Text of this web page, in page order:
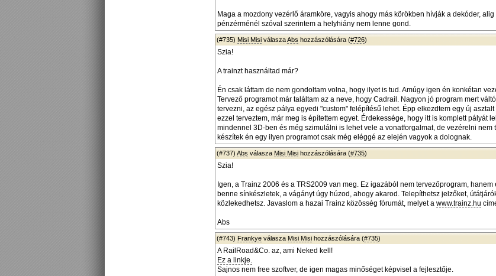
Maga a mozdony vezérlő áramköre, vagyis ahogy más körökben hívják a dekóder,
pénzérménél szóval szerintem a helyhiány nem lenne gond.
(#735) Misi Misi válaszaAbs hozzászólására (#726)
Szia!
A trainzt használtad már?
Én csak láttam de nem gondoltam volna, hogy ilyet is tud. Amúgy igen én konkétan
Tervező programot már találtam az a neve, hogy Cadrail. Nagyon jó program mert
tervezni, az egész pálya egyedi "custom" felépítésű lehet. Épp elkezdtem egy új
ezzel terveztem, már meg is építettem egyet. Érdekessége, hogy itt is komplett pályát
mindennel 3D-ben és még szimulálni is lehet vele a vonatforgalmat, de vezérelni nem
készítek én egy ilyen programot csak még eléggé az elején vagyok a dolognak.
(#737) Abs válasza Misi Misi hozzászólására (#735)
Szia!
Igen, a Trainz 2006 és a TRS2009 van meg. Ez igazából nem tervezőprogram,
benne sínkészletek, a vágányt úgy húzod, ahogy akarod. Telepíthetsz jelzőket,
közlekedhetsz. Javaslom a hazai Trainz közösség fórumát, melyet a www.trainz.hu
Abs
(#743) Frankye válasza Misi Misi hozzászólására (#735)
A RailRoad&Co. az, ami Neked kell!
Ez a linkje.
Sajnos nem free szoftver, de igen magas minőséget képvisel a fejlesztője.